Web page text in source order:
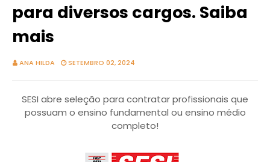
para diversos cargos. Saiba
mais
ANA HILDA SETEMBRO 02, 2024
SESI abre seleção para contratar profissionais que
possuam o ensino fundamental ou ensino médio
completo!